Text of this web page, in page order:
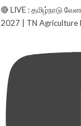
🔴 LIVE : தமிழ்நாடு
2027 | TN